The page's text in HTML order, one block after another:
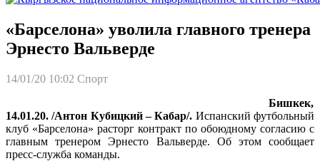
«Барселона» уволила главного тренера
Эрнесто Вальверде
14/01/20 10:02 Спорт
Бишкек,
14.01.20. /Антон Кубицкий – Кабар/. Испанский футбольный
клуб «Барселона» расторг контракт по обоюдному согласию с
главным тренером Эрнесто Вальверде. Об этом сообщает
пресс-служба команды.